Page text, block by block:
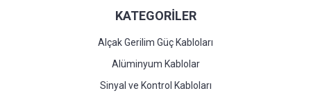
KATEGORİLER
Alçak Gerilim Güç Kabloları
Alüminyum Kablolar
Sinyal ve Kontrol Kabloları